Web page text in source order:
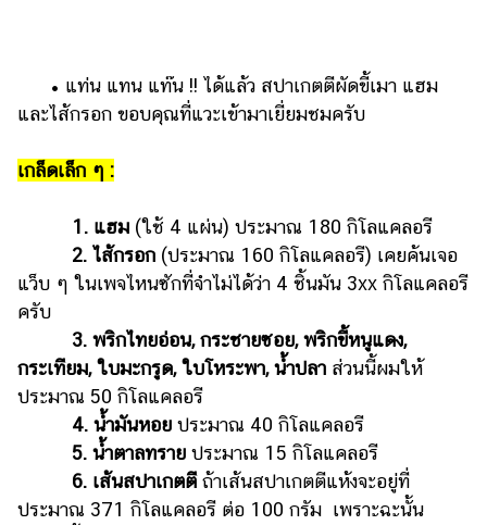
​​ •​ ​แท่น แทน แท๊น !! ได้แล้ว สปาเกตตีผัดขี้เมา แฮม
และไส้กรอก ขอบคุณที่แวะเข้ามาเยี่ยมชมครับ
เกล็ดเล็ก ๆ :
1. แฮม (ใช้ 4 แผ่น) ประมาณ 180 กิโลแคลอรี
2. ไส้กรอก (ประมาณ 160 กิโลแคลอรี) เคยค้นเจอ
แว็บ ๆ ในเพจไหนซักที่จำไม่ได้ว่า 4 ชิ้นมัน 3xx กิโลแคลอรี
ครับ
3. พริกไทยอ่อน, กระชายซอย, พริกขี้หนูแดง,
กระเทียม, ใบมะกรูด, ใบโหระพา, น้ำปลา ส่วนนี้ผมให้
ประมาณ 50 กิโลแคลอรี
4. น้ำมันหอย ประมาณ 40 กิโลแคลอรี
5. น้ำตาลทราย ประมาณ 15 กิโลแคลอรี
6. เส้นสปาเกตตีถ้าเส้นสปาเกตตีแห้งจะอยู่ที่
ประมาณ 371 กิโลแคลอรี ต่อ 100 กรัม เพราะฉะนั้น